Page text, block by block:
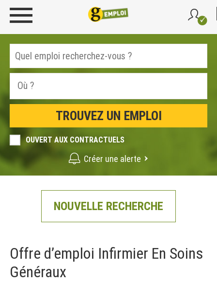
OUVERT AUX CONTRACTUELS
Créer une alerte
NOUVELLE RECHERCHE
Offre d’emploi Infirmier En Soins
Généraux